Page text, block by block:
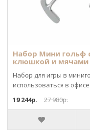
Набор Мини гольф
клюшкой и мячами
Набор для игры в
использоваться в
19 244р.
27 980р.